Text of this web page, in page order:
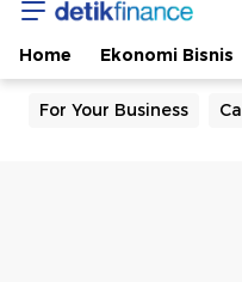
Home Ekonomi Bisnis
For Your Business